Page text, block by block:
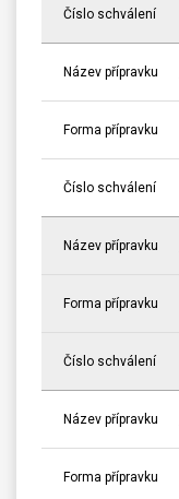
Číslo schválení
Název přípravku
Forma přípravku
Číslo schválení
Název přípravku
Forma přípravku
Číslo schválení
Název přípravku
Forma přípravku